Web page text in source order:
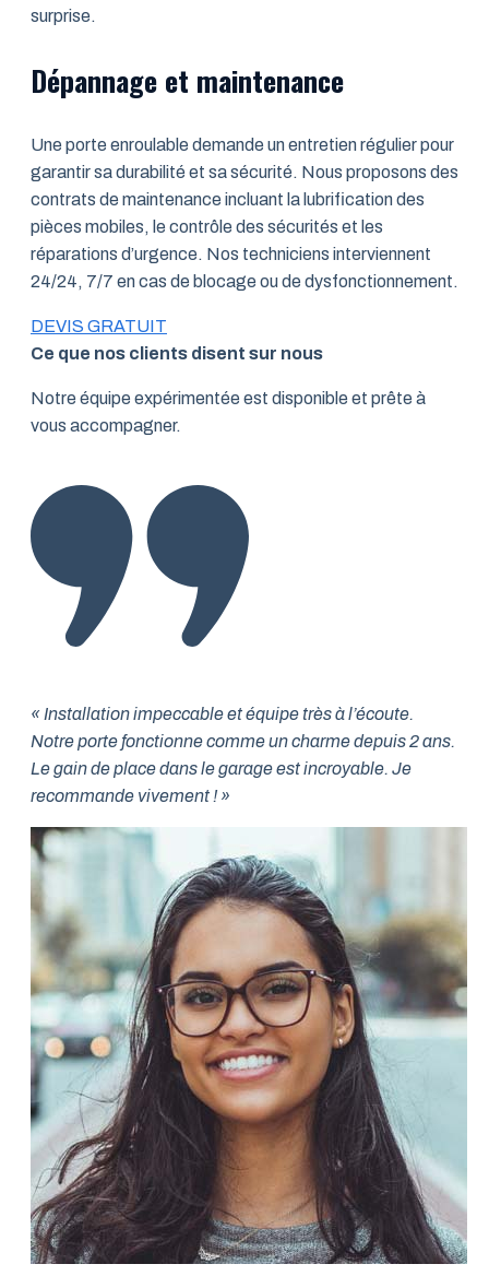
surprise.
Dépannage et maintenance
Une porte enroulable demande un entretien régulier pour
garantir sa durabilité et sa sécurité. Nous proposons des
contrats de maintenance incluant la lubrification des
pièces mobiles, le contrôle des sécurités et les
réparations d’urgence. Nos techniciens interviennent
24/24, 7/7 en cas de blocage ou de dysfonctionnement.
DEVIS GRATUIT
Ce que nos clients disent sur nous
Notre équipe expérimentée est disponible et prête à
vous accompagner.
« Installation impeccable et équipe très à l’écoute.
Notre porte fonctionne comme un charme depuis 2 ans.
Le gain de place dans le garage est incroyable. Je
recommande vivement ! »